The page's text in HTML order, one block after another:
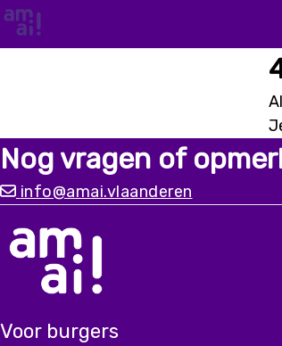
Nog vragen of
info@amai.vlaanderen
Voor burgers